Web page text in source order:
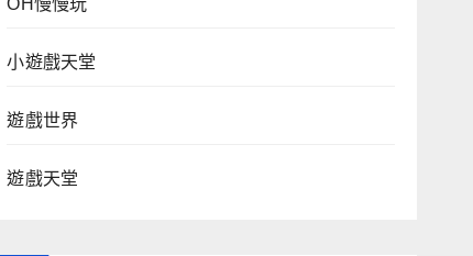
OH慢慢玩
小遊戲天堂
遊戲世界
遊戲天堂